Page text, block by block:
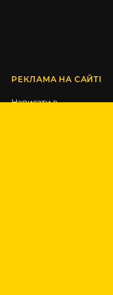
РЕКЛАМА НА САЙТІ
Написати в